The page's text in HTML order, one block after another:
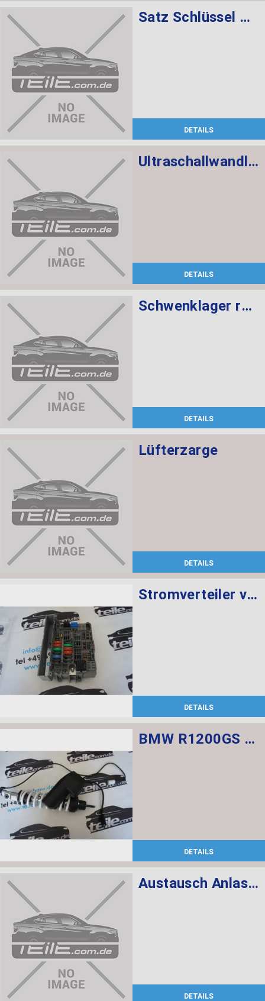
Satz Schlüssel mit CAS-Steuergerät 868 MHZ
DETAILS
Ultraschallwandler schwarz
DETAILS
Schwenklager rechts
DETAILS
Lüfterzarge
DETAILS
Stromverteiler vorne
DETAILS
BMW R1200GS Federbein vorn ESA
DETAILS
Austausch Anlasser
DETAILS